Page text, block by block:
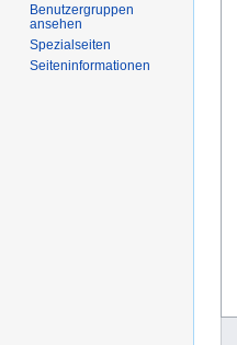
Benutzergruppen
ansehen
Spezialseiten
Seiten­­informationen